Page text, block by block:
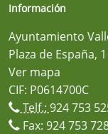
Información
Ayuntamiento
Plaza de España,
Ver mapa
CIF: P0614700C
Telf.: 924 753
Fax: 924 753